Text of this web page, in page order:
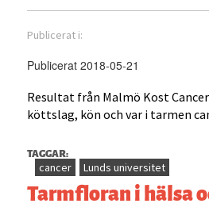
Publicerat i:
Publicerat 2018-05-21
Resultat från Malmö Kost
köttslag, kön och var i tarmen
TAGGAR:
cancer Lunds universitet
Tarmfloran i hälsa